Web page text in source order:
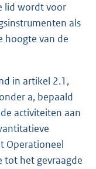
lid wordt voor
als
hoogte van de
in artikel 2.1,
a, bepaald
activiteiten aan
Operationeel
tot het gevraagde